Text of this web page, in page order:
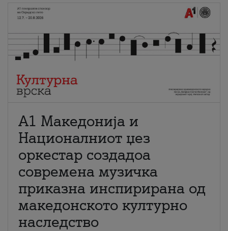
А1 Македонија и
Националниот џез
оркестар создадоа
современа музичка
приказна инспирирана од
македонското културно
наследство